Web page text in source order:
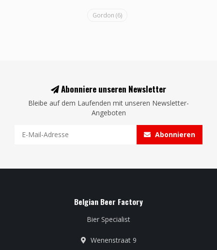
Gordon (6)
Abonniere unseren Newsletter
Bleibe auf dem Laufenden mit unseren Newsletter-
Angeboten
Abonnieren
Belgian Beer Factory
Bier Specialist
Wenenstraat 9